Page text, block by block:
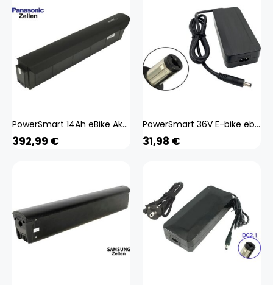
PowerSmart 14Ah eBike Akku für YOSEMITE City Sport 28
392,99 €
PowerSmart 36V E-bike ebike Akku Ladegerät Netzteil
31,98 €